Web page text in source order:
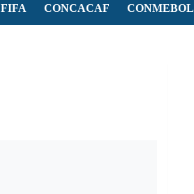
FIFA CONCACAF CONMEBOL